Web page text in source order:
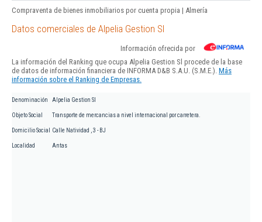
Compraventa de bienes inmobiliarios por cuenta propia | Almería
Datos comerciales de Alpelia Gestion Sl
Información ofrecida por
La información del Ranking que ocupa Alpelia Gestion Sl procede de la base
de datos de información financiera de INFORMA D&B S.A.U. (S.M.E.). Más
información sobre el Ranking de Empresas.
Denominación Alpelia Gestion Sl
Objeto Social Transporte de mercancias a nivel internacional por carretera.
Domicilio Social Calle Natividad , 3 - BJ
Localidad Antas